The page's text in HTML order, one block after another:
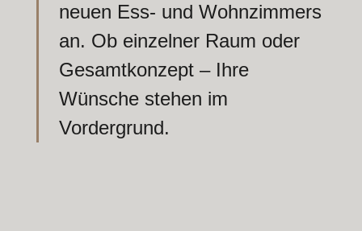
neuen Ess- und Wohnzimmers
an. Ob einzelner Raum oder
Gesamtkonzept – Ihre
Wünsche stehen im
Vordergrund.